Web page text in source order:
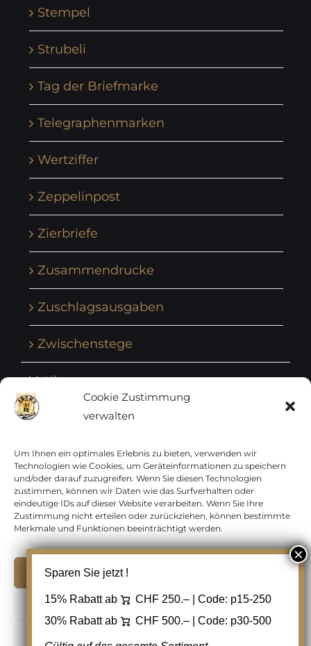
Cookie Zustimmung
verwalten
Um Ihnen ein optimales Erlebnis zu bieten, verwenden wir
Technologien wie Cookies, um Geräteinformationen zu speichern
und/oder darauf zuzugreifen. Wenn Sie diesen Technologien
zustimmen, können wir Daten wie das Surfverhalten oder
eindeutige IDs auf dieser Website verarbeiten. Wenn Sie Ihre
Zustimmung nicht erteilen oder zurückziehen, können bestimmte
Merkmale und Funktionen beeinträchtigt werden.
Ablehnen
Stempel
Strubeli
Tag der Briefmarke
Telegraphenmarken
Wertziffer
Zeppelinpost
Zierbriefe
Zusammendrucke
Zuschlagsausgaben
Zwischenstege
Vatikan
Vereinte Nationen
Vorphilatelie
Zensurbelege Österreich
Zensurbelege Schweiz
Copyright 2012 - 2024 URAY GmbH | All Rights
Reserved |
PCI Data Security Standards |
Sparen Sie jetzt !
15% Rabatt ab CHF 250.– | Code: p15-250
30% Rabatt ab
CHF 500.– | Code: p30-500